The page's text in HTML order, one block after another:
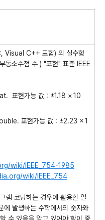
Visual C++ 포함) 의 실수형
소수점 수 ) "표현" 표준 IEEE
표현가능 값 : ±1.18 ×10
표현가능 값 : ±2.23 ×1
wiki/IEEE_754-1985
wiki/IEEE_754
램 코딩하는 경우에 활용할 일
에 발생하는 수학에서의 숫자와